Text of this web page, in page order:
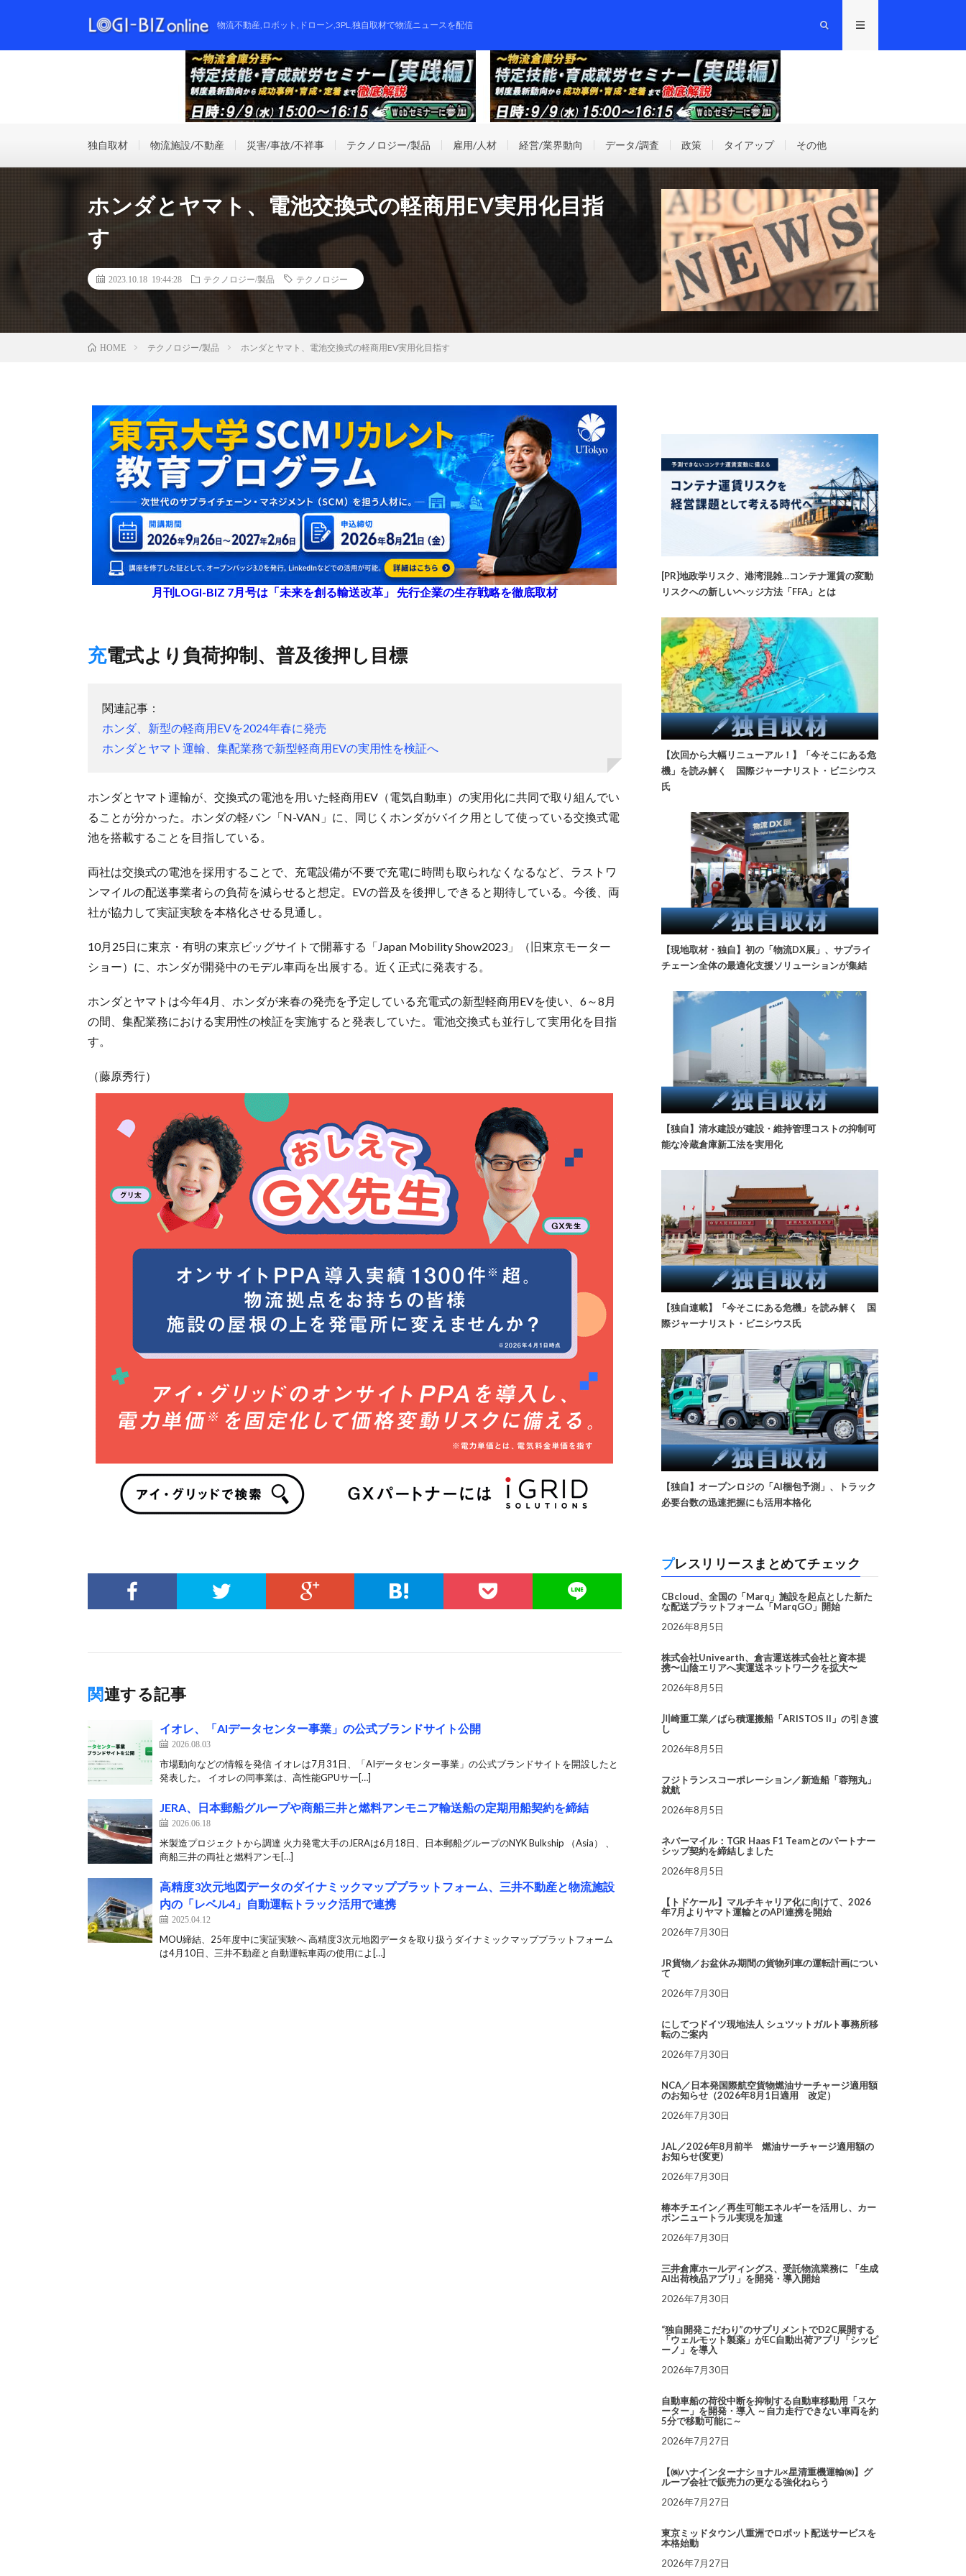
物流不動産,ロボット,ドローン,3PL,独自取材で物流ニュースを配信
独自取材 物流施設/不動産 災害/事故/不祥事 テクノロジー/製品 雇用/人材 経営/業界動向 データ/調査 政策 タイアップ その他
ホンダとヤマト、電池交換式の軽商用EV実用化目指
す
2023.10.18 19:44:28 テクノロジー/製品 テクノロジー
HOME テクノロジー/製品 ホンダとヤマト、電池交換式の軽商用EV実用化目指す
月刊LOGI-BIZ 7月号は「未来を創る輸送改革」 先行企業の生存戦略を徹底取材
充電式より負荷抑制、普及後押し目標
関連記事：
ホンダ、新型の軽商用EVを2024年春に発売
ホンダとヤマト運輸、集配業務で新型軽商用EVの実用性を検証へ
ホンダとヤマト運輸が、交換式の電池を用いた軽商用EV（電気自動車）の実用化に共同で取り組んでい
ることが分かった。ホンダの軽バン「N-VAN」に、同じくホンダがバイク用として使っている交換式電
池を搭載することを目指している。
両社は交換式の電池を採用することで、充電設備が不要で充電に時間も取られなくなるなど、ラストワ
ンマイルの配送事業者らの負荷を減らせると想定。EVの普及を後押しできると期待している。今後、両
社が協力して実証実験を本格化させる見通し。
10月25日に東京・有明の東京ビッグサイトで開幕する「Japan Mobility Show2023」（旧東京モーター
ショー）に、ホンダが開発中のモデル車両を出展する。近く正式に発表する。
ホンダとヤマトは今年4月、ホンダが来春の発売を予定している充電式の新型軽商用EVを使い、6～8月
の間、集配業務における実用性の検証を実施すると発表していた。電池交換式も並行して実用化を目指
す。
（藤原秀行）
関連する記事
イオレ、「AIデータセンター事業」の公式ブランドサイト公開
2026.08.03
市場動向などの情報を発信 イオレは7月31日、「AIデータセンター事業」の公式ブランドサイトを開設したと
発表した。 イオレの同事業は、高性能GPUサー[…]
JERA、日本郵船グループや商船三井と燃料アンモニア輸送船の定期用船契約を締結
2026.06.18
米製造プロジェクトから調達 火力発電大手のJERAは6月18日、日本郵船グループのNYK Bulkship （Asia） 、
商船三井の両社と燃料アンモ[…]
高精度3次元地図データのダイナミックマッププラットフォーム、三井不動産と物流施設
内の「レベル4」自動運転トラック活用で連携
2025.04.12
MOU締結、25年度中に実証実験へ 高精度3次元地図データを取り扱うダイナミックマッププラットフォーム
は4月10日、三井不動産と自動運転車両の使用によ[…]
[PR]地政学リスク、港湾混雑…コンテナ運賃の変動
リスクへの新しいヘッジ方法「FFA」とは
【次回から大幅リニューアル！】「今そこにある危
機」を読み解く 国際ジャーナリスト・ビニシウス
氏
【現地取材・独自】初の「物流DX展」、サプライ
チェーン全体の最適化支援ソリューションが集結
【独自】清水建設が建設・維持管理コストの抑制可
能な冷蔵倉庫新工法を実用化
【独自連載】「今そこにある危機」を読み解く 国
際ジャーナリスト・ビニシウス氏
【独自】オープンロジの「AI梱包予測」、トラック
必要台数の迅速把握にも活用本格化
プレスリリースまとめてチェック
CBcloud、全国の「Marq」施設を起点とした新た
な配送プラットフォーム「MarqGO」開始
2026年8月5日
株式会社Univearth、倉吉運送株式会社と資本提
携〜山陰エリアへ実運送ネットワークを拡大〜
2026年8月5日
川崎重工業／ばら積運搬船「ARISTOS II」の引き渡
し
2026年8月5日
フジトランスコーポレーション／新造船「蓉翔丸」
就航
2026年8月5日
ネバーマイル：TGR Haas F1 Teamとのパートナー
シップ契約を締結しました
2026年8月5日
【トドケール】マルチキャリア化に向けて、2026
年7月よりヤマト運輸とのAPI連携を開始
2026年7月30日
JR貨物／お盆休み期間の貨物列車の運転計画につい
て
2026年7月30日
にしてつドイツ現地法人 シュツットガルト事務所移
転のご案内
2026年7月30日
NCA／日本発国際航空貨物燃油サーチャージ適用額
のお知らせ（2026年8月1日適用 改定）
2026年7月30日
JAL／2026年8月前半 燃油サーチャージ適用額の
お知らせ(変更)
2026年7月30日
椿本チエイン／再生可能エネルギーを活用し、カー
ボンニュートラル実現を加速
2026年7月30日
三井倉庫ホールディングス、受託物流業務に 「生成
AI出荷検品アプリ」を開発・導入開始
2026年7月30日
“独自開発こだわり”のサプリメントでD2C展開する
「ウェルモット製薬」がEC自動出荷アプリ「シッピ
ーノ」を導入
2026年7月30日
自動車船の荷役中断を抑制する自動車移動用「スケ
ーター」を開発・導入 ～自力走行できない車両を約
5分で移動可能に～
2026年7月27日
【㈱ハナインターナショナル×星清重機運輸㈱】グ
ループ会社で販売力の更なる強化ねらう
2026年7月27日
東京ミッドタウン八重洲でロボット配送サービスを
本格始動
2026年7月27日